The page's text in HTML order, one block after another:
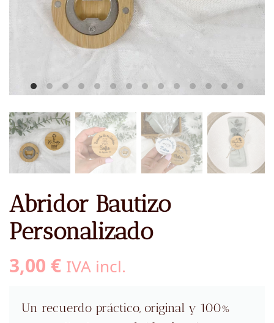
Abridor Bautizo
Personalizado
3,00 € IVA incl.
Un recuerdo práctico, original y 100%